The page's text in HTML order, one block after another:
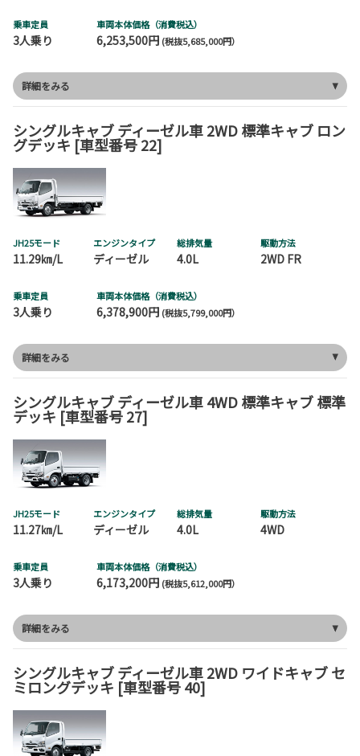
乗車定員
3人乗り
車両本体価格（消費税込）
6,253,500円 (税抜5,685,000円）
詳細をみる
シングルキャブ ディーゼル車 2WD 標準キャブ ロン
グデッキ [車型番号 22]
JH25モード
11.29㎞/L
エンジンタイプ
ディーゼル
総排気量
4.0L
駆動方法
2WD FR
乗車定員
3人乗り
車両本体価格（消費税込）
6,378,900円 (税抜5,799,000円）
詳細をみる
シングルキャブ ディーゼル車 4WD 標準キャブ 標準
デッキ [車型番号 27]
JH25モード
11.27㎞/L
エンジンタイプ
ディーゼル
総排気量
4.0L
駆動方法
4WD
乗車定員
3人乗り
車両本体価格（消費税込）
6,173,200円 (税抜5,612,000円）
詳細をみる
シングルキャブ ディーゼル車 2WD ワイドキャブ セ
ミロングデッキ [車型番号 40]